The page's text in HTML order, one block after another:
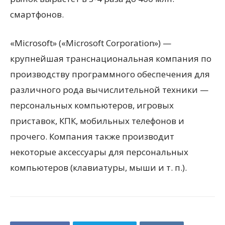
смартфонов.
«Microsoft» («Microsoft Corporation») —
крупнейшая транснациональная компания по
производству программного обеспечения для
различного рода вычислительной техники —
персональных компьютеров, игровых
приставок, КПК, мобильных телефонов и
прочего. Компания также производит
некоторые аксессуары для персональных
компьютеров (клавиатуры, мыши и т. п.).